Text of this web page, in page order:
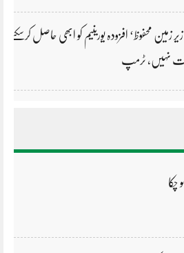
زمین محفوظ‘ افزودہ یورینیم کو ابھی حاصل کرسکتے
نہیں، ٹرمپ
چکا